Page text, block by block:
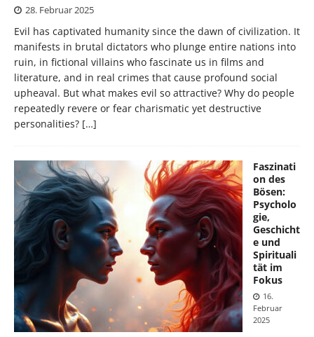
28. Februar 2025
Evil has captivated humanity since the dawn of civilization. It
manifests in brutal dictators who plunge entire nations into
ruin, in fictional villains who fascinate us in films and
literature, and in real crimes that cause profound social
upheaval. But what makes evil so attractive? Why do people
repeatedly revere or fear charismatic yet destructive
personalities? […]
Faszinati
on des
Bösen:
Psycholo
gie,
Geschicht
e und
Spirituali
tät im
Fokus
16.
Februar
2025